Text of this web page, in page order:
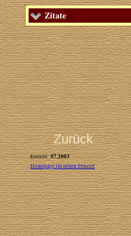
Zitate
Zurück
Erstellt:07.2003
Homepage im neuen Fenster